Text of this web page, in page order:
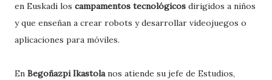
en Euskadi los campamentos tecnológicos dirigidos a niños
y que enseñan a crear robots y desarrollar videojuegos o
aplicaciones para móviles.
En Begoñazpi Ikastolanos atiende su jefe de Estudios,